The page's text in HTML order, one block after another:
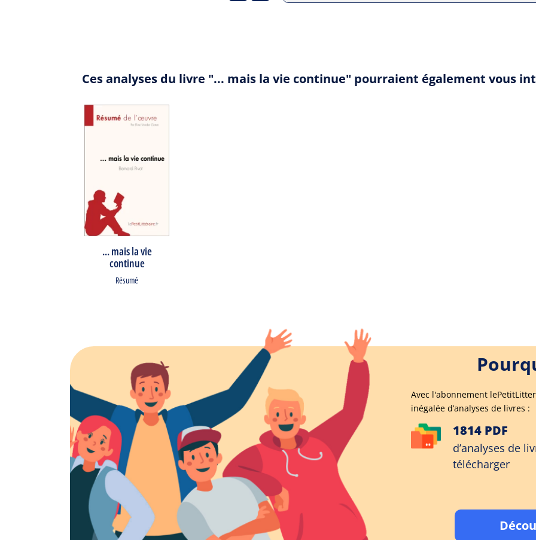
Ces analyses du livre "... mais la vie continue" pourraient également vous
... mais la vie
continue
Résumé
Avec l'abonnement
inégalée d’analyses de livres :
1814 PDF
d’analyses de
télécharger